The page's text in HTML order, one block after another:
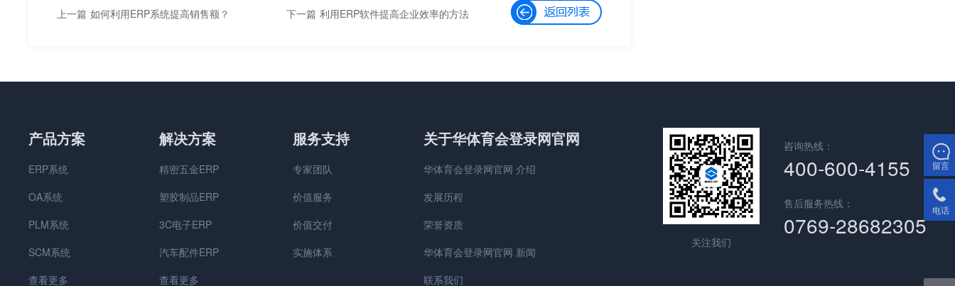
上一篇 如何利用ERP系统提高销售额？ 下一篇 利用ERP软件提高企业效率的方法
留言
电话
产品方案
ERP系统
OA系统
PLM系统
SCM系统
查看更多
解决方案
精密五金ERP
塑胶制品ERP
3C电子ERP
汽车配件ERP
查看更多
服务支持
专家团队
价值服务
价值交付
实施体系
关于华体育会登录网官网
华体育会登录网官网 介绍
发展历程
荣誉资质
华体育会登录网官网 新闻
联系我们
关注我们
咨询热线：
400-600-4155
售后服务热线：
0769-28682305